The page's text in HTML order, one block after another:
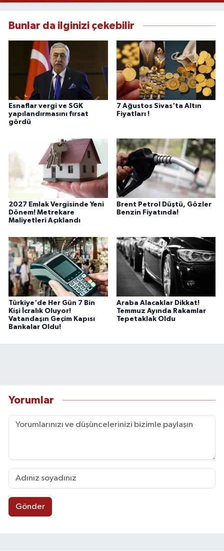
Bunlar da ilginizi çekebilir
Esnaflar vergi ve SGK
yapılandırmasını fırsat
gördü
7 Ağustos Sivas'ta Altın
Fiyatları !
2027 Emlak Vergisinde Yeni
Dönem! Metrekare
Maliyetleri Açıklandı
Brent Petrol Düştü, Gözler
Benzin Fiyatında!
Türkiye'de Her Gün 7 Bin
Kişi İcralık Oluyor!
Vatandaşın Geçim Kapısı
Bankalar Oldu!
Araba Alacaklar Dikkat!
Temmuz Ayında Rakamlar
Tepetaklak Oldu
Yorumlar
Gönder